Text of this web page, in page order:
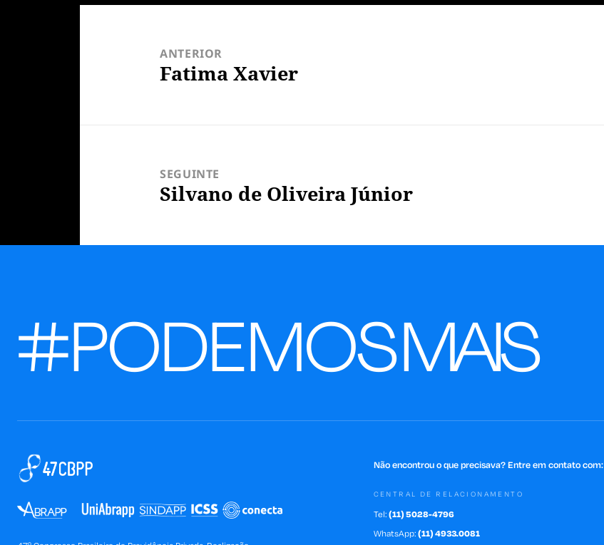
ANTERIOR
Post
Fatima Xavier
SEGUINTE
Próximo
Silvano de Oliveira Júnior
#PODEMOSMAIS
Não encontrou o que precisava? Entre em contato com:
CENTRAL DE RELACIONAMENTO
Tel: (11) 5028-4796
WhatsApp: (11) 4933.0081